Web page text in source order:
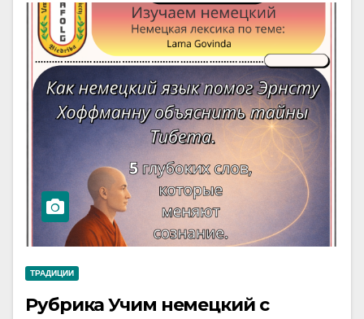
ТРАДИЦИИ
Рубрика Учим немецкий с